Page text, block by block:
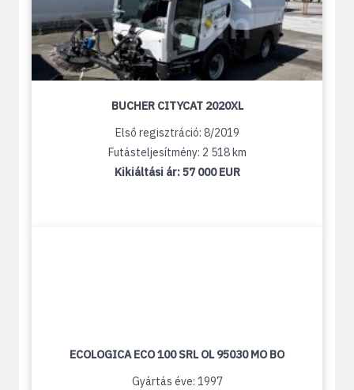
BUCHER CITYCAT 2020XL
Első regisztráció: 8/2019
Futásteljesítmény: 2 518 km
Kikiáltási ár:57 000 EUR
ECOLOGICA ECO 100 SRL OL 95030 MO BO
Gyártás éve: 1997